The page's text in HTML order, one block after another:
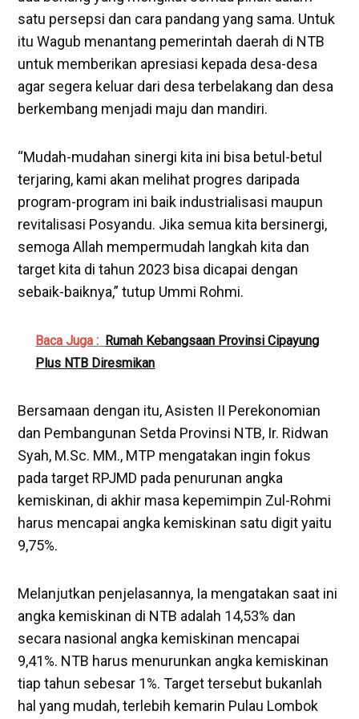
satu persepsi dan cara pandang yang sama. Untuk
itu Wagub menantang pemerintah daerah di NTB
untuk memberikan apresiasi kepada desa-desa
agar segera keluar dari desa terbelakang dan desa
berkembang menjadi maju dan mandiri.
“Mudah-mudahan sinergi kita ini bisa betul-betul
terjaring, kami akan melihat progres daripada
program-program ini baik industrialisasi maupun
revitalisasi Posyandu. Jika semua kita bersinergi,
semoga Allah mempermudah langkah kita dan
target kita di tahun 2023 bisa dicapai dengan
sebaik-baiknya,” tutup Ummi Rohmi.
Baca Juga : Rumah Kebangsaan Provinsi Cipayung
Plus NTB Diresmikan
Bersamaan dengan itu, Asisten II Perekonomian
dan Pembangunan Setda Provinsi NTB, Ir. Ridwan
Syah, M.Sc. MM., MTP mengatakan ingin fokus
pada target RPJMD pada penurunan angka
kemiskinan, di akhir masa kepemimpin Zul-Rohmi
harus mencapai angka kemiskinan satu digit yaitu
9,75%.
Melanjutkan penjelasannya, Ia mengatakan saat ini
angka kemiskinan di NTB adalah 14,53% dan
secara nasional angka kemiskinan mencapai
9,41%. NTB harus menurunkan angka kemiskinan
tiap tahun sebesar 1%. Target tersebut bukanlah
hal yang mudah, terlebih kemarin Pulau Lombok